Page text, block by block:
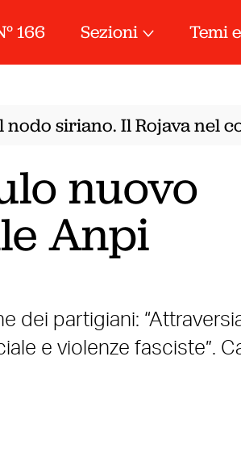
166 Sezioni Temi
siriano. Il Rojava nel
nuovo
Anpi
dei partigiani:
e violenze fasciste”.